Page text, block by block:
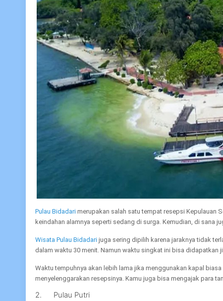
Pulau Bidadari merupakan salah satu tempat resepsi Kepulauan
keindahan alamnya seperti sedang di surga. Kemudian, di sana
Wisata Pulau Bidadari juga sering dipilih karena jaraknya tidak
dalam waktu 30 menit. Namun waktu singkat ini bisa didapatkan
Waktu tempuhnya akan lebih lama jika menggunakan kapal
menyelenggarakan resepsinya. Kamu juga bisa mengajak para
2. Pulau Putri